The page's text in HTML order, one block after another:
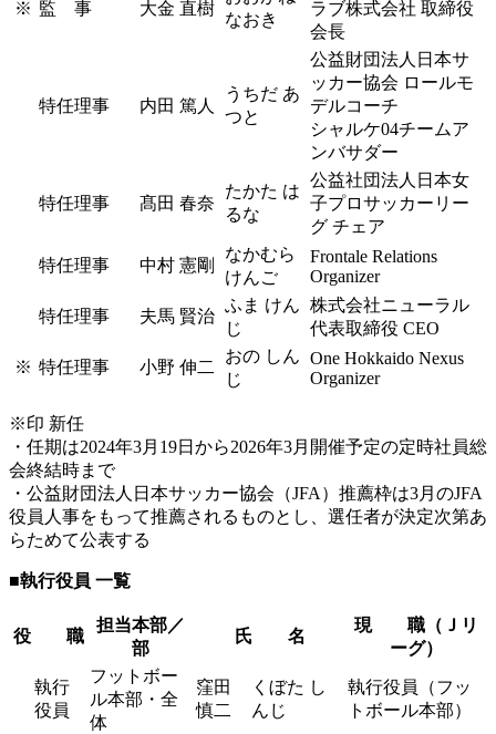
※ 監 事 大金 直樹
なおき
ラブ株式会社 取締役
会長
特任理事 内田 篤人
うちだ あ
つと
公益財団法人日本サ
ッカー協会 ロールモ
デルコーチ
シャルケ04チームア
ンバサダー
特任理事 髙田 春奈
たかた は
るな
公益社団法人日本女
子プロサッカーリー
グ チェア
特任理事 中村 憲剛
なかむら
けんご
Frontale Relations
Organizer
特任理事 夫馬 賢治
ふま けん
じ
株式会社ニューラル
代表取締役 CEO
※ 特任理事 小野 伸二
おの しん
じ
One Hokkaido Nexus
Organizer
※印 新任
・任期は2024年3月19日から2026年3月開催予定の定時社員総
会終結時まで
・公益財団法人日本サッカー協会（JFA）推薦枠は3月のJFA
役員人事をもって推薦されるものとし、選任者が決定次第あ
らためて公表する
■執行役員 一覧
役 職
担当本部／
部
氏 名
現
職（Ｊリ
ーグ）
執行
役員
フットボー
ル本部・全
体
窪田
慎二
くぼた し
んじ
執行役員（フッ
トボール本部）